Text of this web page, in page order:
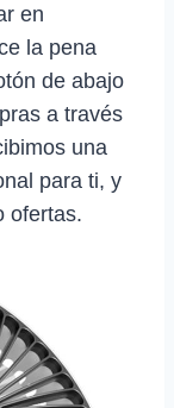
en
la pena
de abajo
a través
una
para ti, y
ofertas.